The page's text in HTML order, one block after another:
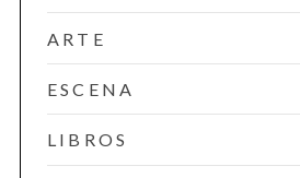
ARTE
ESCENA
LIBROS